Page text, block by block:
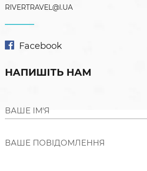
RIVERTRAVEL@I.UA
Facebook
НАПИШІТЬ НАМ
ВАШЕ ІМ'Я
ВАШЕ ПОВІДОМЛЕННЯ